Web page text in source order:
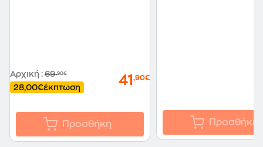
Αρχική : 69,90€
28,00€έκπτωση 41 ,90€
Προσθήκη Προσθήκη